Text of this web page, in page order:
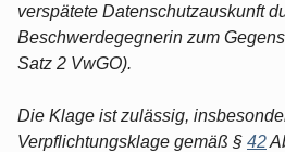
verspätete Datenschutzauskunft
Beschwerdegegnerin zum
Satz 2 VwGO).
Die Klage ist zulässig,
Verpflichtungsklage gemäß § 42